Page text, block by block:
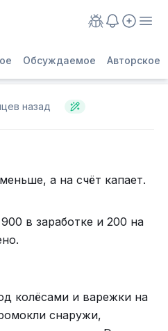
Обсуждаемое Авторское
назад
а на счёт капает.
в заработке и 200 на
колёсами и варежки на
снаружи,